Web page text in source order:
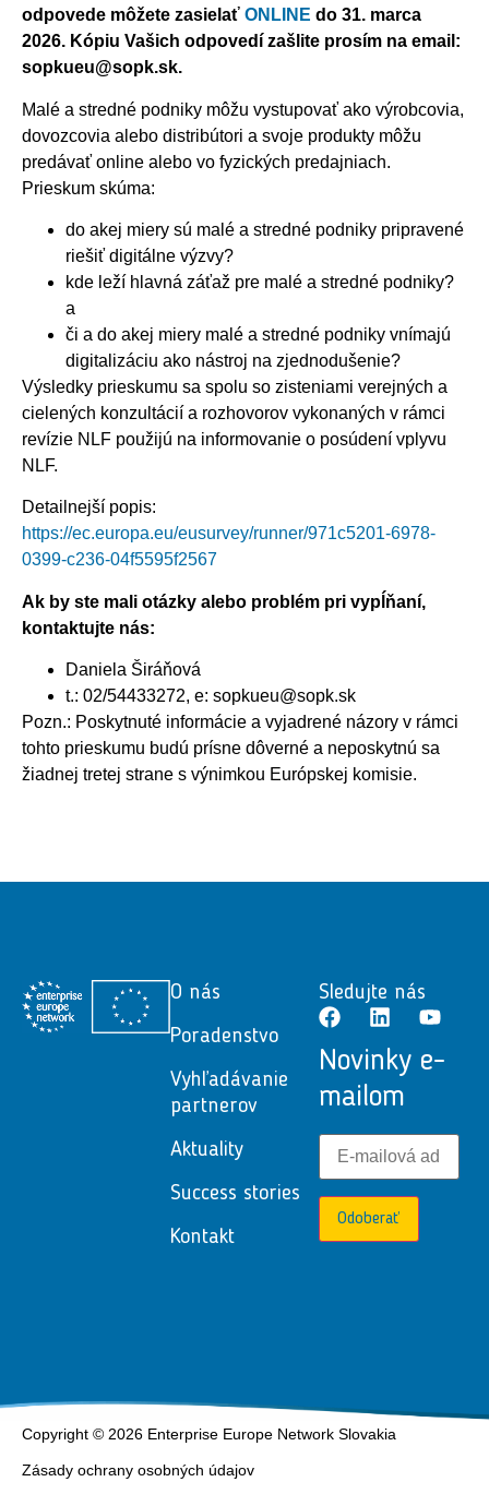
odpovede môžete zasielať ONLINE do 31. marca
2026. Kópiu Vašich odpovedí zašlite prosím na email:
sopkueu@sopk.sk.
Malé a stredné podniky môžu vystupovať ako výrobcovia,
dovozcovia alebo distribútori a svoje produkty môžu
predávať online alebo vo fyzických predajniach.
Prieskum skúma:
do akej miery sú malé a stredné podniky pripravené
riešiť digitálne výzvy?
kde leží hlavná záťaž pre malé a stredné podniky?
a
či a do akej miery malé a stredné podniky vnímajú
digitalizáciu ako nástroj na zjednodušenie?
Výsledky prieskumu sa spolu so zisteniami verejných a
cielených konzultácií a rozhovorov vykonaných v rámci
revízie NLF použijú na informovanie o posúdení vplyvu
NLF.
Detailnejší popis:
https://ec.europa.eu/eusurvey/runner/971c5201-6978-
0399-c236-04f5595f2567
Ak by ste mali otázky alebo problém pri vypĺňaní,
kontaktujte nás:
Daniela Širáňová
t.: 02/54433272, e: sopkueu@sopk.sk
Pozn.: Poskytnuté informácie a vyjadrené názory v rámci
tohto prieskumu budú prísne dôverné a neposkytnú sa
žiadnej tretej strane s výnimkou Európskej komisie.
O nás
Poradenstvo
Vyhľadávanie
partnerov
Aktuality
Success stories
Kontakt
Sledujte nás
Novinky e-
mailom
Odoberať
Copyright © 2026 Enterprise Europe Network Slovakia
Zásady ochrany osobných údajov